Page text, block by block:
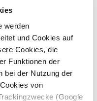
werden
und Cookies auf
Cookies, die
Funktionen der
bei der Nutzung der
von
(Google
für
eine höhere
Sie regionale
Region relevant sind,
auf lokale
und die
Zielgruppe